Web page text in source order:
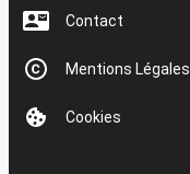
Contact
Mentions Légales
Cookies